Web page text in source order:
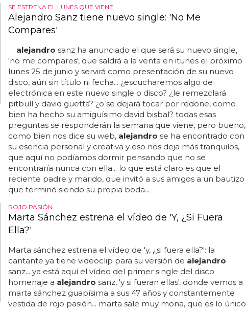
SE ESTRENA EL LUNES QUE VIENE
Alejandro Sanz tiene nuevo single: 'No Me
Compares'
alejandro sanz ha anunciado el que será su nuevo single,
'no me compares', que saldrá a la venta en itunes el próximo
lunes 25 de junio y servirá como presentación de su nuevo
disco, aún sin título ni fecha... ¿escucharemos algo de
electrónica en este nuevo single o disco? ¿le remezclará
pitbull y david guetta? ¿o se dejará tocar por redone, como
bien ha hecho su amiguísimo david bisbal? todas esas
preguntas se responderán la semana que viene, pero bueno,
como bien nos dice su web, alejandro se ha encontrado con
su esencia personal y creativa y eso nos deja más tranquilos,
que aquí no podíamos dormir pensando que no se
encontraría nunca con ella... lo que está claro es que el
reciente padre y marido, que invitó a sus amigos a un bautizo
que terminó siendo su propia boda...
ROJO PASIÓN
Marta Sánchez estrena el vídeo de 'Y, ¿Si Fuera
Ella?'
Marta sánchez estrena el vídeo de 'y, ¿si fuera ella?': la
cantante ya tiene videoclip para su versión de alejandro
sanz... ya está aquí el vídeo del primer single del disco
homenaje a alejandro sanz, 'y si fueran ellas', donde vemos a
marta sánchez guapísima a sus 47 años y constantemente
vestida de rojo pasión... marta sale muy mona, que es lo único